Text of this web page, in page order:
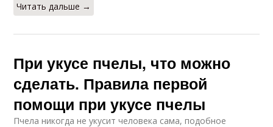
Читать дальше →
При укусе пчелы, что можно
сделать. Правила первой
помощи при укусе пчелы
Пчела никогда не укусит человека сама, подобное